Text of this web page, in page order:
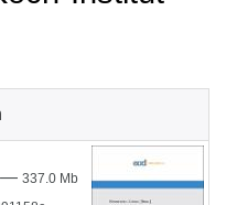
— 337.0 Mb